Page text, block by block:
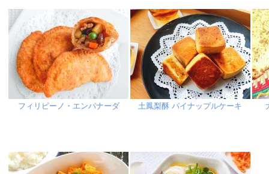
フィリピーノ・エンパナーダ 土鳳梨酥 パイナップルケーキ